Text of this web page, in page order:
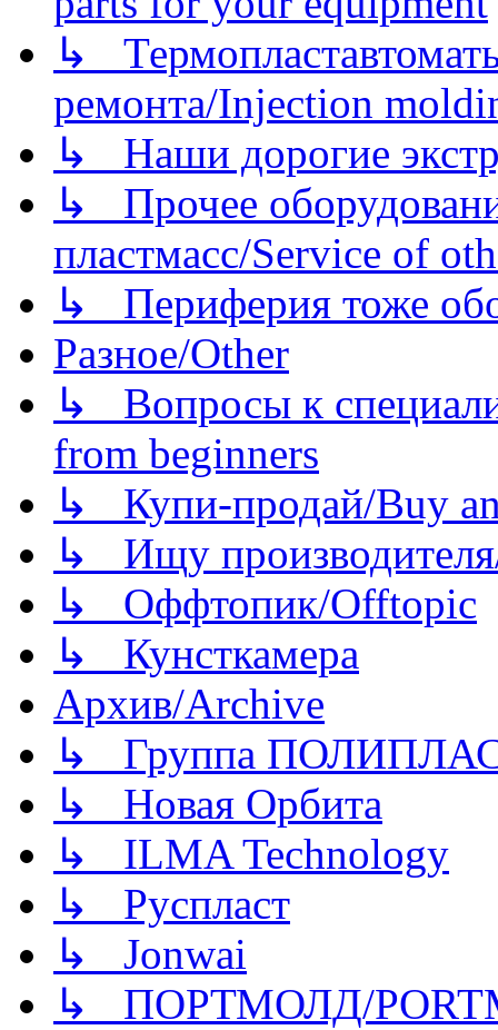
↳
ремонта/Injection
↳ Наши дорогие
↳ Прочее
пластмасс/Service of
↳ Периферия тоже
Разное/Other
↳ Вопросы к
from beginners
↳ Купи-продай/Buy
↳ Ищу
↳ Оффтопик/Offtopic
↳ Кунсткамера
Архив/Archive
↳ Группа
↳ Новая Орбита
↳ ILMA Technology
↳ Руспласт
↳ Jonwai
↳ ПОРТМОЛД/